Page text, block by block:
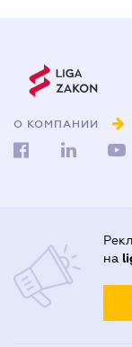
О КОМПАНИИ
на